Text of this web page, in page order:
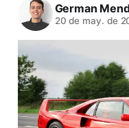
German
20 de may. de